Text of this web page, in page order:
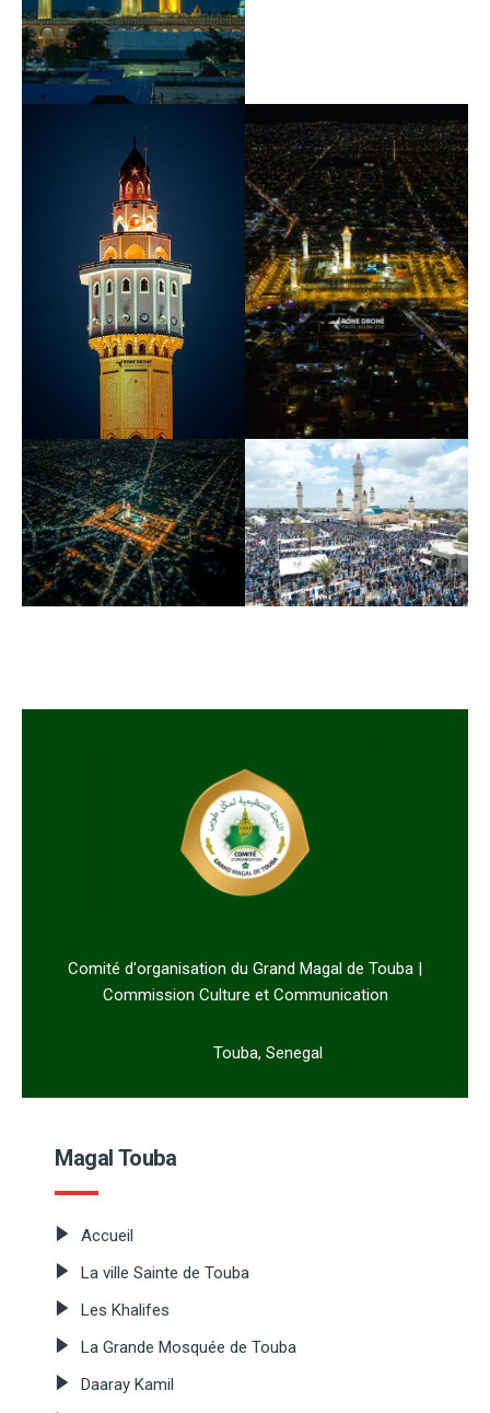
Comité d'organisation du Grand Magal de Touba |
Commission Culture et Communication
Touba, Senegal
Magal Touba
Accueil
La ville Sainte de Touba
Les Khalifes
La Grande Mosquée de Touba
Daaray Kamil